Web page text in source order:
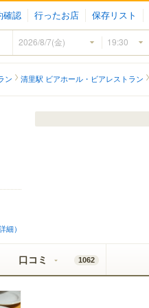
確認 行ったお店 保存リスト
ン 清里駅 ビアホール・ビアレストラン
細）
口コミ 1062